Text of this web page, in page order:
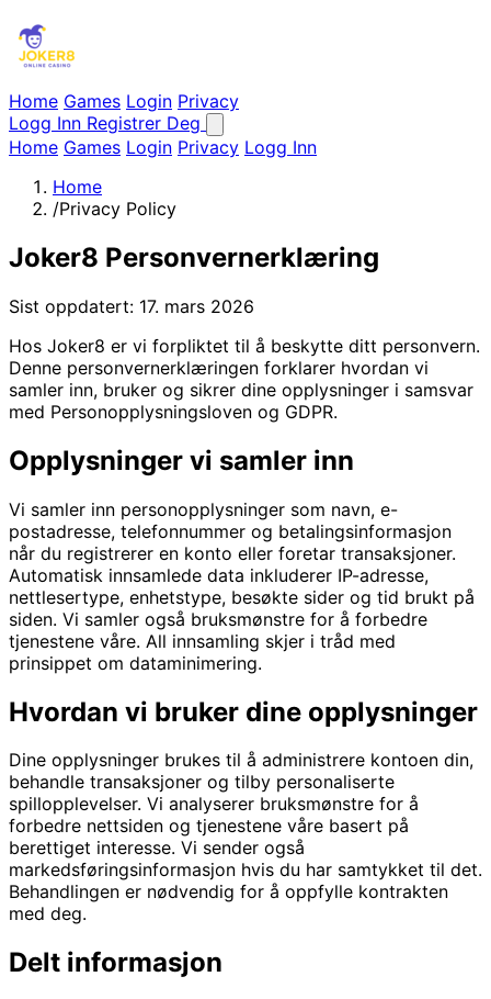
Home Games Login Privacy
Logg Inn Registrer Deg
Home Games Login Privacy Logg Inn
Home
/Privacy Policy
Joker8 Personvernerklæring
Sist oppdatert: 17. mars 2026
Hos Joker8 er vi forpliktet til å beskytte ditt personvern.
Denne personvernerklæringen forklarer hvordan vi
samler inn, bruker og sikrer dine opplysninger i samsvar
med Personopplysningsloven og GDPR.
Opplysninger vi samler inn
Vi samler inn personopplysninger som navn, e-
postadresse, telefonnummer og betalingsinformasjon
når du registrerer en konto eller foretar transaksjoner.
Automatisk innsamlede data inkluderer IP-adresse,
nettlesertype, enhetstype, besøkte sider og tid brukt på
siden. Vi samler også bruksmønstre for å forbedre
tjenestene våre. All innsamling skjer i tråd med
prinsippet om dataminimering.
Hvordan vi bruker dine opplysninger
Dine opplysninger brukes til å administrere kontoen din,
behandle transaksjoner og tilby personaliserte
spillopplevelser. Vi analyserer bruksmønstre for å
forbedre nettsiden og tjenestene våre basert på
berettiget interesse. Vi sender også
markedsføringsinformasjon hvis du har samtykket til det.
Behandlingen er nødvendig for å oppfylle kontrakten
med deg.
Delt informasjon